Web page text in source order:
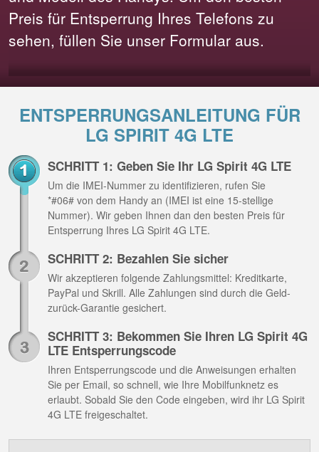
Preis für Entsperrung Ihres Telefons zu
sehen, füllen Sie unser Formular aus.
ENTSPERRUNGSANLEITUNG FÜR
LG SPIRIT 4G LTE
SCHRITT 1: Geben Sie Ihr LG Spirit 4G LTE
Um die IMEI-Nummer zu identifizieren, rufen Sie
*#06# von dem Handy an (IMEI ist eine 15-stellige
Nummer). Wir geben Ihnen dan den besten Preis für
Entsperrung Ihres LG Spirit 4G LTE.
SCHRITT 2: Bezahlen Sie sicher
Wir akzeptieren folgende Zahlungsmittel: Kreditkarte,
PayPal und Skrill. Alle Zahlungen sind durch die Geld-
zurück-Garantie gesichert.
SCHRITT 3: Bekommen Sie Ihren LG Spirit 4G
LTE Entsperrungscode
Ihren Entsperrungscode und die Anweisungen erhalten
Sie per Email, so schnell, wie Ihre Mobilfunknetz es
erlaubt. Sobald Sie den Code eingeben, wird ihr LG Spirit
4G LTE freigeschaltet.